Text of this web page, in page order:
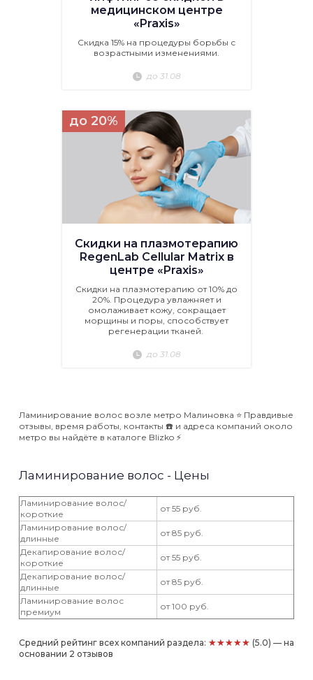
медицинском центре
«Praxis»
Скидка 15% на процедуры борьбы с
возрастными изменениями.
до 31.08
до 20%
Скидки на плазмотерапию
RegenLab Cellular Matrix в
центре «Praxis»
Скидки на плазмотерапию от 10% до
20%. Процедура увлажняет и
омолаживает кожу, сокращает
морщины и поры, способствует
регенерации тканей.
до 31.08
Ламинирование волос возле метро Малиновка ⭐️ Правдивые
отзывы, время работы, контакты ☎️ и адреса компаний около
метро вы найдёте в каталоге Blizko ⚡️
Ламинирование волос - Цены
Ламинирование волос/
короткие
от 55 руб.
Ламинирование волос/
длинные
от 85 руб.
Декапирование волос/
короткие
от 55 руб.
Декапирование волос/
длинные
от 85 руб.
Ламинирование волос
премиум
от 100 руб.
Средний рейтинг всех компаний раздела: ★★★★★ (5.0) — на
основании 2 отзывов